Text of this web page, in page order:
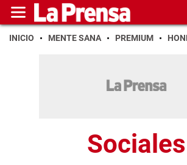
INICIO MENTE SANA PREMIUM
Sociales